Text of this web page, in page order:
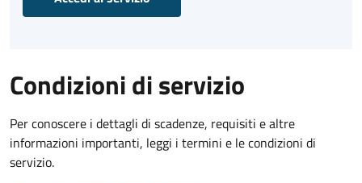
Condizioni di servizio
Per conoscere i dettagli di scadenze, requisiti e altre
informazioni importanti, leggi i termini e le condizioni di
servizio.